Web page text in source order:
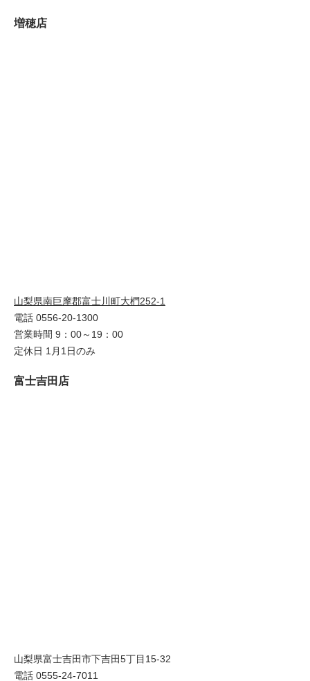
増穂店
山梨県南巨摩郡富士川町大椚252-1
電話 0556-20-1300
営業時間 9：00～19：00
定休日 1月1日のみ
富士吉田店
山梨県富士吉田市下吉田5丁目15-32
電話 0555-24-7011